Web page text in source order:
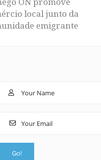
local junto da
emigrante